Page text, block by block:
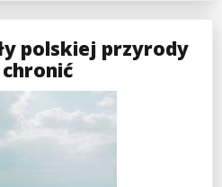
polskiej przyrody